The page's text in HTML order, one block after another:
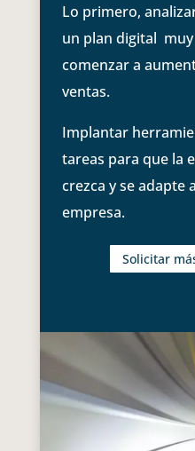
Lo primero,
un plan digital
comenzar a
ventas.
Implantar
tareas para que la
crezca y se adapte
empresa.
Solicitar